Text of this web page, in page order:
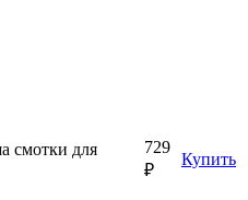
смотки для
729
₽
Купить